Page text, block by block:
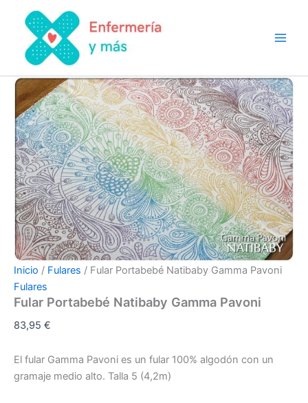
contenido
Inicio / Fulares / Fular Portabebé Natibaby Gamma Pavoni
Fulares
Fular Portabebé Natibaby Gamma Pavoni
83,95 €
El fular Gamma Pavoni es un fular 100% algodón con un
gramaje medio alto. Talla 5 (4,2m)
Portabebé
Natibaby
Gamma
Pavoni
cantidad